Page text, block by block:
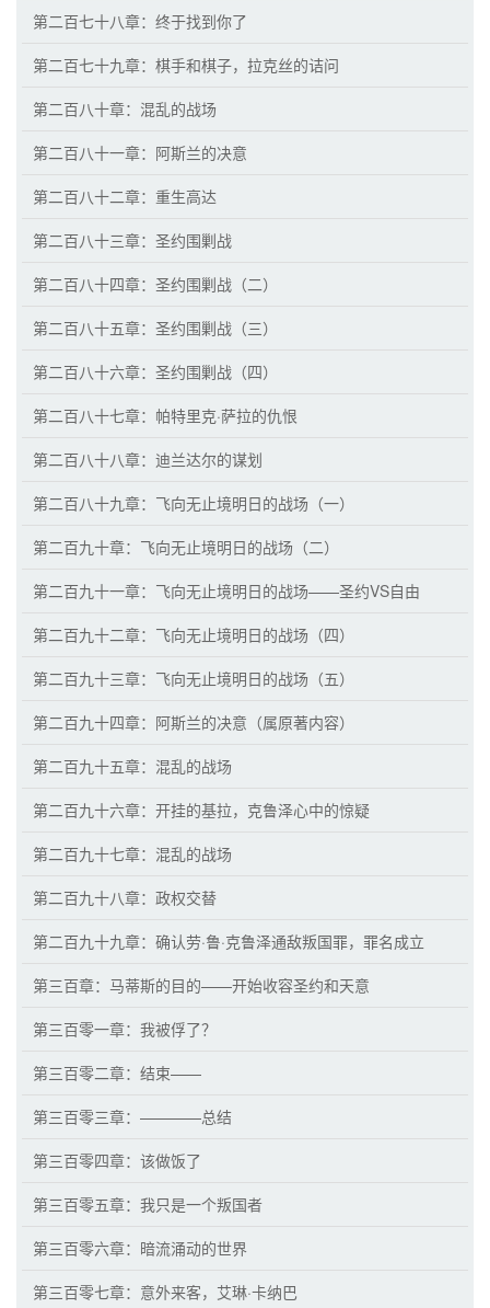
第二百七十八章：终于找到你了
第二百七十九章：棋手和棋子，拉克丝的诘问
第二百八十章：混乱的战场
第二百八十一章：阿斯兰的决意
第二百八十二章：重生高达
第二百八十三章：圣约围剿战
第二百八十四章：圣约围剿战（二）
第二百八十五章：圣约围剿战（三）
第二百八十六章：圣约围剿战（四）
第二百八十七章：帕特里克·萨拉的仇恨
第二百八十八章：迪兰达尔的谋划
第二百八十九章：飞向无止境明日的战场（一）
第二百九十章：飞向无止境明日的战场（二）
第二百九十一章：飞向无止境明日的战场——圣约VS自由
第二百九十二章：飞向无止境明日的战场（四）
第二百九十三章：飞向无止境明日的战场（五）
第二百九十四章：阿斯兰的决意（属原著内容）
第二百九十五章：混乱的战场
第二百九十六章：开挂的基拉，克鲁泽心中的惊疑
第二百九十七章：混乱的战场
第二百九十八章：政权交替
第二百九十九章：确认劳·鲁·克鲁泽通敌叛国罪，罪名成立
第三百章：马蒂斯的目的——开始收容圣约和天意
第三百零一章：我被俘了？
第三百零二章：结束——
第三百零三章：————总结
第三百零四章：该做饭了
第三百零五章：我只是一个叛国者
第三百零六章：暗流涌动的世界
第三百零七章：意外来客，艾琳·卡纳巴